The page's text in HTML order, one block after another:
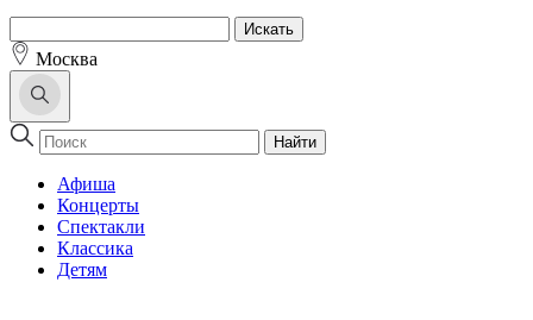
Москва
Найти
Афиша
Концерты
Спектакли
Классика
Детям